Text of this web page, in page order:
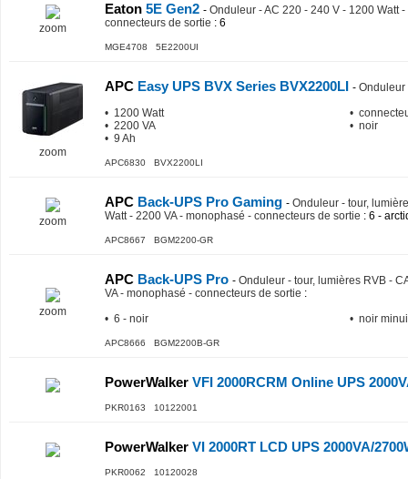
zoom
Eaton 5E Gen2 - Onduleur - AC 220 - 240 V - 1200 Watt -
connecteurs de sortie : 6
MGE4708 5E2200UI
zoom
APC Easy UPS BVX Series BVX2200LI - Onduleur
• 1200 Watt
• 2200 VA
• 9 Ah
•
• noir
APC6830 BVX2200LI
zoom
APC Back-UPS Pro Gaming - Onduleur - tour,
Watt - 2200 VA - monophasé - connecteurs de sortie : 6 -
APC8667 BGM2200-GR
zoom
APC Back-UPS Pro - Onduleur - tour, lumières RVB -
VA - monophasé - connecteurs de sortie :
• 6 - noir
• noir
APC8666 BGM2200B-GR
PowerWalker VFI 2000RCRM Online UPS
PKR0163 10122001
PowerWalker VI 2000RT LCD UPS 2000VA/
PKR0062 10120028